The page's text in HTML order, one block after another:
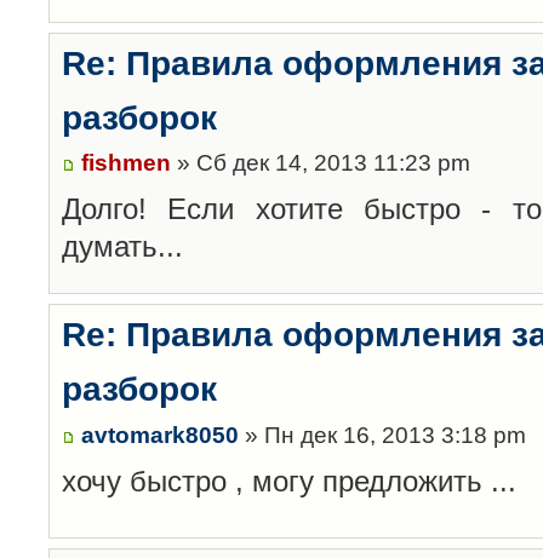
Re: Правила оформления
разборок
fishmen » Сб дек 14, 2013 11:23 pm
Долго! Если хотите быстро -
думать...
Re: Правила оформления
разборок
avtomark8050 » Пн дек 16, 2013 3:18 pm
хочу быстро , могу предложить ...